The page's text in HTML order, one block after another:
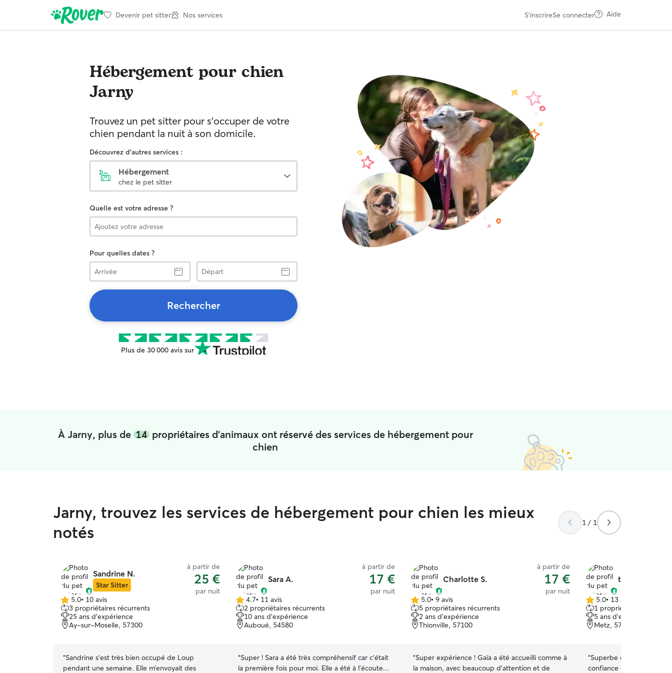
Devenir pet sitter Nos services S'inscrireSe connecter Aide
Hébergement pour chien
Jarny
Trouvez un pet sitter pour s'occuper de votre
chien pendant la nuit à son domicile.
Découvrez d'autres services :
Hébergement
chez le pet sitter
Quelle est votre adresse ?
Pour quelles dates ?
Arrivée
Départ
Rechercher
Plus de 30 000 avis sur
À Jarny, plus de 14propriétaires d'animaux ont réservé des services de hébergement pour
chien
Jarny, trouvez les services de hébergement pour chien les mieux
notés
1 / 1
Sandrine N.
Star Sitter
à partir de
25 €
par nuit
5.0 étoile(s)
sur
5
5.0• 10 avis
3 propriétaires récurrents
25 ans d'expérience
Ay-sur-Moselle, 57300
“Sandrine s’est très bien occupé de Loup
pendant une semaine. Elle m’envoyait des
Sara A.
à partir de
17 €
par nuit
4.7 étoile(s)
sur
5
4.7• 11 avis
2 propriétaires récurrents
10 ans d'expérience
Auboué, 54580
“Super ! Sara a été très compréhensif car c'était
la première fois pour moi. Elle a été à l'écoute...
Charlotte S.
à partir de
17 €
par nuit
5.0 étoile(s)
sur
5
5.0• 9 avis
5 propriétaires récurrents
2 ans d'expérience
Thionville, 57100
“Super expérience ! Gaïa a été accueilli comme à
la maison, avec beaucoup d’attention et de
tatiana p.
5.0 étoile(s)
sur
5
5.0• 13 avis
1 propriétaire récurrent
5 ans d'expérience
Metz, 57000
“Superbe expérience,
confiance dès le départ,